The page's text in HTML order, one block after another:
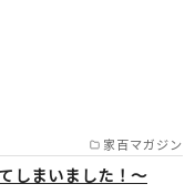
市/宝塚
宮市/芦屋
長岡京市/
家百マガジン
しまいました！～